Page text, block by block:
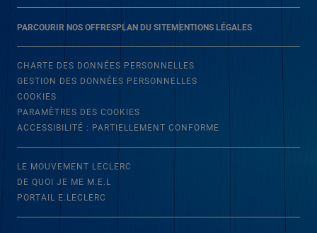
PARCOURIR NOS OFFRESPLAN DU SITEMENTIONS LÉGALES
CHARTE DES DONNÉES PERSONNELLES
GESTION DES DONNÉES PERSONNELLES
COOKIES
PARAMÈTRES DES COOKIES
ACCESSIBILITÉ : PARTIELLEMENT CONFORME
LE MOUVEMENT LECLERC
DE QUOI JE ME M.E.L
PORTAIL E.LECLERC